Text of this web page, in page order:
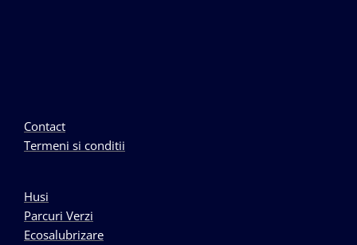
Contact
Termeni si conditii
Husi
Parcuri Verzi
Ecosalubrizare